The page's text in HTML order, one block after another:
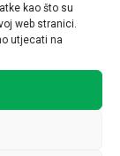
kao što su
web stranici.
utjecati na